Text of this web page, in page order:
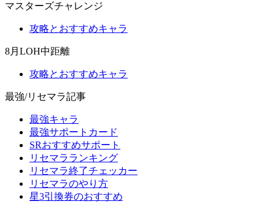
マスターズチャレンジ
攻略とおすすめキャラ
8月LOH中距離
攻略とおすすめキャラ
最強/リセマラ記事
最強キャラ
最強サポートカード
SRおすすめサポート
リセマラランキング
リセマラ終了チェッカー
リセマラのやり方
星3引換券のおすすめ